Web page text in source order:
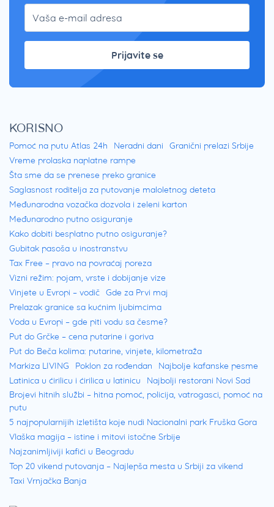
Prijavite se
KORISNO
Pomoć na putu Atlas 24h Neradni dani
Granični prelazi Srbije
Vreme prolaska naplatne rampe
Šta sme da se prenese preko granice
Saglasnost roditelja za putovanje maloletnog deteta
Međunarodna vozačka dozvola i zeleni karton
Međunarodno putno osiguranje
Kako dobiti besplatno putno osiguranje?
Gubitak pasoša u inostranstvu
Tax Free – pravo na povraćaj poreza
Vizni režim: pojam, vrste i dobijanje vize
Vinjete u Evropi – vodič Gde za Prvi maj
Prelazak granice sa kućnim ljubimcima
Voda u Evropi – gde piti vodu sa česme?
Put do Grčke – cena putarine i goriva
Put do Beča kolima: putarine, vinjete, kilometraža
Markiza LIVING
Poklon za rođendan
Najbolje kafanske pesme
Latinica u ćirilicu i ćirilica u latinicu
Najbolji restorani Novi Sad
Brojevi hitnih službi – hitna pomoć, policija, vatrogasci, pomoć na
putu
5 najpopularnijih izletišta koje nudi Nacionalni park Fruška Gora
Vlaška magija – istine i mitovi istočne Srbije
Najzanimljiviji kafići u Beogradu
Top 20 vikend putovanja – Najlepša mesta u Srbiji za vikend
Taxi Vrnjačka Banja